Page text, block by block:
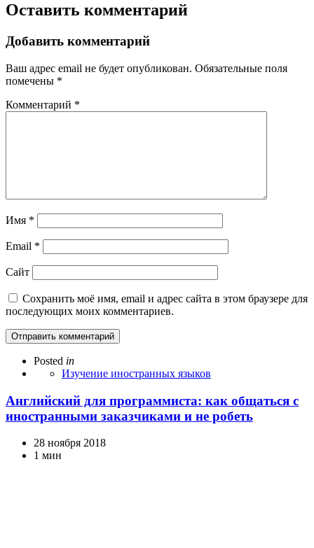
Оставить комментарий
Добавить комментарий
Ваш адрес email не будет опубликован. Обязательные поля
помечены *
Комментарий *
Имя *
Email *
Сайт
Сохранить моё имя, email и адрес сайта в этом браузере для
последующих моих комментариев.
Posted in
Изучение иностранных языков
Английский для программиста: как общаться с
иностранными заказчиками и не робеть
28 ноября 2018
1 мин